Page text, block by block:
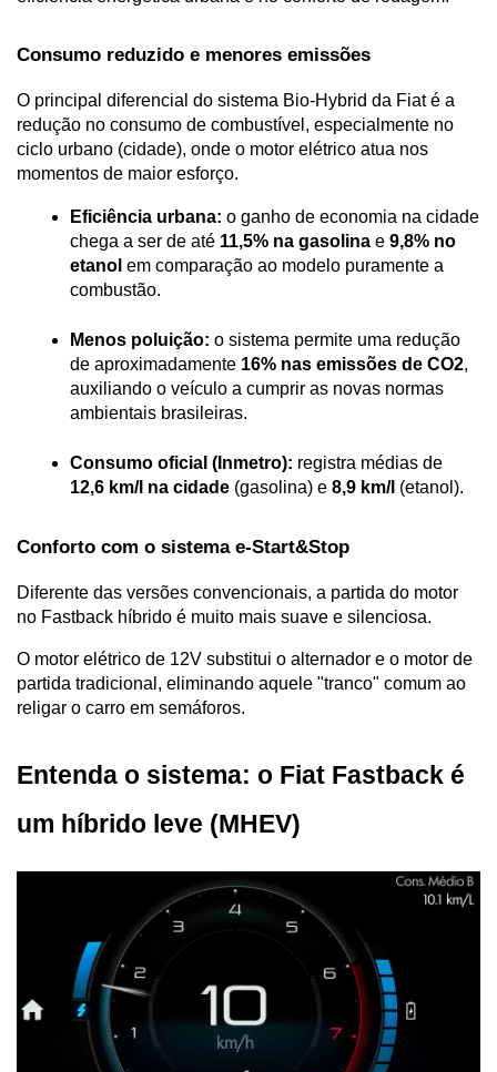
Consumo reduzido e menores emissões
O principal diferencial do sistema Bio-Hybrid da Fiat é a
redução no consumo de combustível, especialmente no
ciclo urbano (cidade), onde o motor elétrico atua nos
momentos de maior esforço.
Eficiência urbana: o ganho de economia na cidade
chega a ser de até 11,5% na gasolina e 9,8% no
etanol em comparação ao modelo puramente a
combustão.
Menos poluição: o sistema permite uma redução
de aproximadamente 16% nas emissões de CO2,
auxiliando o veículo a cumprir as novas normas
ambientais brasileiras.
Consumo oficial (Inmetro):
12,6 km/l na cidade (gasolina) e 8,9 km/l (etanol).
Conforto com o sistema e-Start&Stop
Diferente das versões convencionais, a partida do motor
no Fastback híbrido é muito mais suave e silenciosa.
O motor elétrico de 12V substitui o alternador e o motor de
partida tradicional, eliminando aquele "tranco" comum ao
religar o carro em semáforos.
Entenda o sistema: o Fiat Fastback é
um híbrido leve (MHEV)